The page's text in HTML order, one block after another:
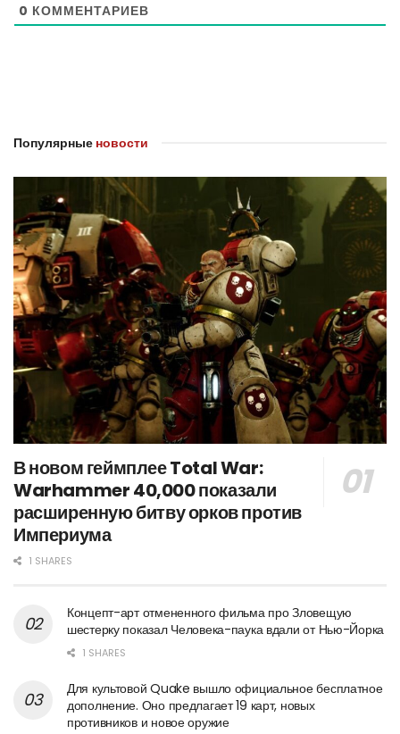
0 КОММЕНТАРИЕВ
Популярные новости
В новом геймплее Total War:
Warhammer 40,000 показали
расширенную битву орков против
Империума
1 SHARES
Концепт-арт отмененного фильма про Зловещую
шестерку показал Человека-паука вдали от Нью-Йорка
1 SHARES
Для культовой Quake вышло официальное бесплатное
дополнение. Оно предлагает 19 карт, новых
противников и новое оружие